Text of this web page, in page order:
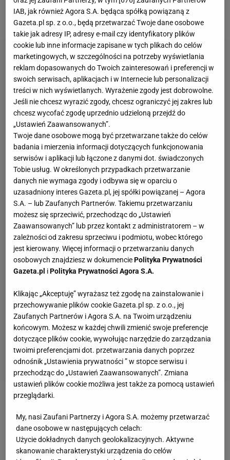
historii, gdy wspólnie zagrali w jednym meczu.
Nieprawdopodobne osiągnięcie LeBrona Jamesa
IAB, jak również Agora S.A. będąca spółką powiązaną z
Gazeta.pl sp. z o.o., będą przetwarzać Twoje dane osobowe
takie jak adresy IP, adresy e-mail czy identyfikatory plików
cookie lub inne informacje zapisane w tych plikach do celów
marketingowych, w szczególności na potrzeby wyświetlania
reklam dopasowanych do Twoich zainteresowań i preferencji w
swoich serwisach, aplikacjach i w Internecie lub personalizacji
treści w nich wyświetlanych. Wyrażenie zgody jest dobrowolne.
Jeśli nie chcesz wyrazić zgody, chcesz ograniczyć jej zakres lub
chcesz wycofać zgodę uprzednio udzieloną przejdź do
„Ustawień Zaawansowanych”.
Twoje dane osobowe mogą być przetwarzane także do celów
badania i mierzenia informacji dotyczących funkcjonowania
serwisów i aplikacji lub łączone z danymi dot. świadczonych
Tobie usług. W określonych przypadkach przetwarzanie
danych nie wymaga zgody i odbywa się w oparciu o
uzasadniony interes Gazeta.pl, jej spółki powiązanej – Agora
S.A. – lub Zaufanych Partnerów. Takiemu przetwarzaniu
możesz się sprzeciwić, przechodząc do „Ustawień
Zaawansowanych” lub przez kontakt z administratorem – w
zależności od zakresu sprzeciwu i podmiotu, wobec którego
jest kierowany. Więcej informacji o przetwarzaniu danych
osobowych znajdziesz w dokumenciePolityka Prywatności
Gazeta.pl iPolityka Prywatności Agora S.A.
Klikając „Akceptuję” wyrażasz też zgodę na zainstalowanie i
przechowywanie plików cookie Gazeta.pl sp. z o.o., jej
Zaufanych Partnerów i Agora S.A. na Twoim urządzeniu
końcowym. Możesz w każdej chwili zmienić swoje preferencje
dotyczące plików cookie, wywołując narzędzie do zarządzania
twoimi preferencjami dot. przetwarzania danych poprzez
odnośnik „Ustawienia prywatności ” w stopce serwisu i
przechodząc do „Ustawień Zaawansowanych”. Zmiana
ustawień plików cookie możliwa jest także za pomocą ustawień
przeglądarki.
My, nasi Zaufani Partnerzy i Agora S.A. możemy przetwarzać
dane osobowe w następujących celach:
Użycie dokładnych danych geolokalizacyjnych. Aktywne
skanowanie charakterystyki urządzenia do celów